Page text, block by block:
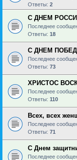
Ответы: 2
С ДНЕМ
Последнее
Ответы: 18
С ДНЕМ
Последнее
Ответы: 73
ХРИСТОС
Последнее
Ответы: 110
Всех, всех
Последнее
Ответы: 71
С Днем
Последнее